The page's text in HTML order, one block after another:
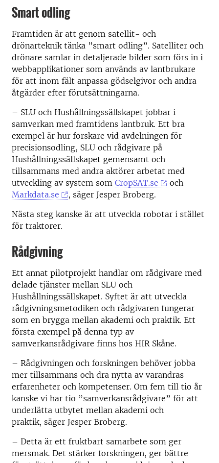
Smart odling
Framtiden är att genom satellit- och
drönarteknik tänka ”smart odling”. Satelliter och
drönare samlar in detaljerade bilder som förs in i
webbapplikationer som används av lantbrukare
för att inom fält anpassa gödselgivor och andra
åtgärder efter förutsättningarna.
– SLU och Hushållningssällskapet jobbar i
samverkan med framtidens lantbruk. Ett bra
exempel är hur forskare vid avdelningen för
precisionsodling, SLU och rådgivare på
Hushållningssällskapet gemensamt och
tillsammans med andra aktörer arbetat med
utveckling av system som CropSAT.se
och
Markdata.se
, säger Jesper Broberg.
Nästa steg kanske är att utveckla robotar i stället
för traktorer.
Rådgivning
Ett annat pilotprojekt handlar om rådgivare med
delade tjänster mellan SLU och
Hushållningssällskapet. Syftet är att utveckla
rådgivningsmetodiken och rådgivaren fungerar
som en brygga mellan akademi och praktik. Ett
första exempel på denna typ av
samverkansrådgivare finns hos HIR Skåne.
– Rådgivningen och forskningen behöver jobba
mer tillsammans och dra nytta av varandras
erfarenheter och kompetenser. Om fem till tio år
kanske vi har tio ”samverkansrådgivare” för att
underlätta utbytet mellan akademi och
praktik, säger Jesper Broberg.
– Detta är ett fruktbart samarbete som ger
mersmak. Det stärker forskningen, ger bättre